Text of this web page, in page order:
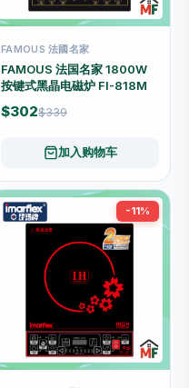
FAMOUS 法國名家
FAMOUS 法国名家 1800W
按键式黑晶电磁炉 FI-818M
$302$339
加入购物车
-11%